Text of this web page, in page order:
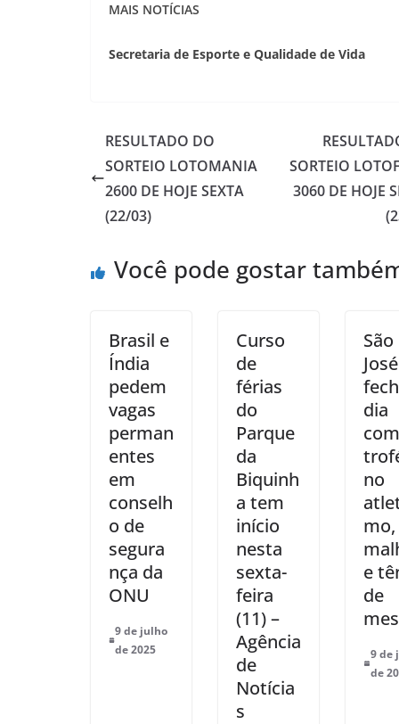
MAIS NOTÍCIAS
Secretaria de Esporte e Qualidade de Vida
RESULTADO DO
SORTEIO LOTOMANIA
2600 DE HOJE SEXTA
(22/03)
SORTEIO
3060 DE HOJE
Você pode gostar
Brasil e
Índia
pedem
vagas
perman
entes
em
conselh
o de
segura
nça da
ONU
9 de julho
de 2025
Curso
de
férias
do
Parque
da
Biquinh
a tem
início
nesta
sexta-
feira
(11) –
Agência
de
Notícia
s
São
José
dia
com
no
mo,
e
de
9 de
de